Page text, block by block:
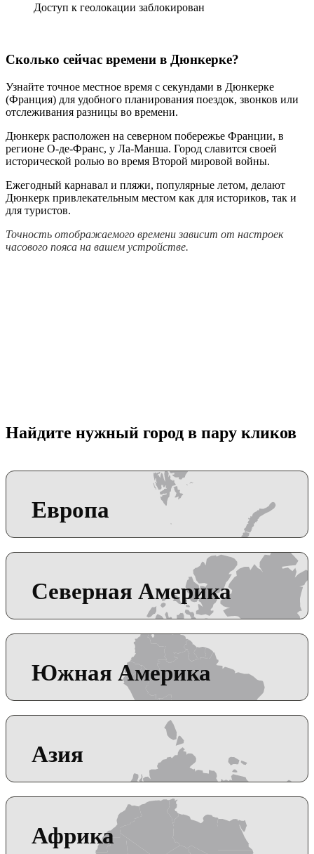
Доступ к геолокации заблокирован
Сколько сейчас времени в Дюнкерке?
Узнайте точное местное время с секундами в Дюнкерке
(Франция) для удобного планирования поездок, звонков или
отслеживания разницы во времени.
Дюнкерк расположен на северном побережье Франции, в
регионе О-де-Франс, у Ла-Манша. Город славится своей
исторической ролью во время Второй мировой войны.
Ежегодный карнавал и пляжи, популярные летом, делают
Дюнкерк привлекательным местом как для историков, так и
для туристов.
Точность отображаемого времени зависит от настроек
часового пояса на вашем устройстве.
Найдите нужный город в пару кликов
Европа
Северная Америка
Южная Америка
Азия
Африка